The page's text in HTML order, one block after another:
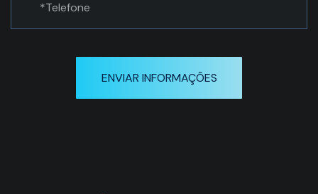
ENVIAR INFORMAÇÕES